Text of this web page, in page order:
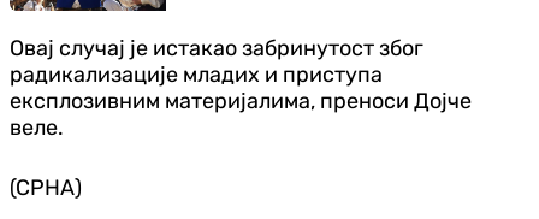
Овај случај је истакао забринутост због
радикализације младих и приступа
експлозивним материјалима, преноси Дојче
веле.
(СРНА)